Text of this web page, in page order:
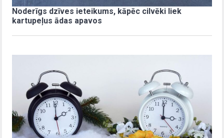
Noderīgs dzīves ieteikums, kāpēc cilvēki liek
kartupeļus ādas apavos